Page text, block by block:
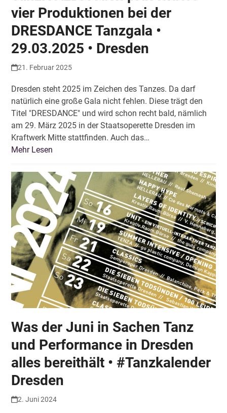
vier Produktionen bei der
DRESDANCE Tanzgala •
29.03.2025 • Dresden
21. Februar 2025
Dresden steht 2025 im Zeichen des Tanzes. Da darf
natürlich eine große Gala nicht fehlen. Diese trägt den
Titel "DRESDANCE" und wird schon recht bald, nämlich
am 29. März 2025 in der Staatsoperette Dresden im
Kraftwerk Mitte stattfinden. Auch das…
Mehr Lesen
Was der Juni in Sachen Tanz
und Performance in Dresden
alles bereithält • #Tanzkalender
Dresden
2. Juni 2024